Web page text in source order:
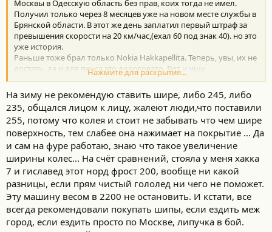
Москвы в Одесскую область без прав, коих тогда не имел.
Получил только через 8 месяцев уже на новом месте службы в
Брянской области. В этот же день заплатил первый штраф за
превышения скорости на 20 км/час,(ехал 60 под знак 40). но это
уже история.
Раньше тоже брал только Nokia Hakkapellita. Теперь, увы, их не
достать, да и для пенса это дороговато. Вот и ищу
альтернативу. Как и Вы всегда брал шипы. Сейчас
рассматриваю и липучку, т.к стиль вождения спокойный без
азарта. 42 года в авиации к разумности приучили.
Сейчас рассматриваю шины на 255/55/19 Ikon или Yokohama.
Хотелось бы быть полностью уверенным, что этот размер не
будет доставлять неприятностей. Что скажете?
Нажмите для раскрытия...
На зиму не рекомендую ставить шире, либо 245, либо
235, общался лицом к лицу, жалеют люди,что поставили
255, потому что колея и стоит не забывать что чем шире
поверхность, тем слабее она нажимает на покрытие ... Да
и сам на фуре работаю, знаю что такое увеличение
ширины колес... На счёт сравнений, стояла у меня хакка
7 и гиславед этот норд фрост 200, вообще ни какой
разницы, если прям чистый гололед ни чего не поможет.
Эту машину весом в 2200 не остановить. И кстати, все
всегда рекомендовали покупать шипы, если ездить меж
город, если ездить просто по Москве, липучка в бой.